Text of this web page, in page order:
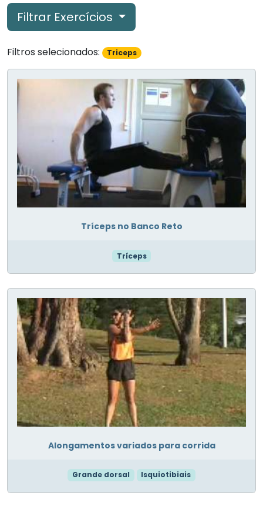
Filtrar Exercícios
Filtros selecionados: Triceps
Tríceps no Banco Reto
Tríceps
Alongamentos variados para corrida
Grande dorsal Isquiotibiais